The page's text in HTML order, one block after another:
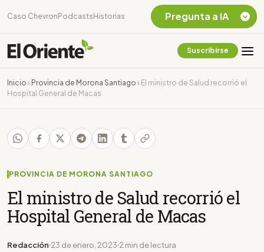
Caso Chevron Podcasts Historias
Suscribirse
Inicio › Provincia de Morona Santiago › El ministro de Salud recorrió el
Hospital General de Macas
PROVINCIA DE MORONA SANTIAGO
El ministro de Salud recorrió el
Hospital General de Macas
Redacción 23 de enero, 2023 2 min de lectura
Pregunta a IA
Chevron Ecuador